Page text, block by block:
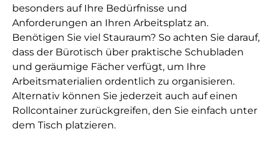
besonders auf Ihre Bedürfnisse und
Anforderungen an Ihren Arbeitsplatz an.
Benötigen Sie viel Stauraum? So achten Sie darauf,
dass der Bürotisch über praktische Schubladen
und geräumige Fächer verfügt, um Ihre
Arbeitsmaterialien ordentlich zu organisieren.
Alternativ können Sie jederzeit auch auf einen
Rollcontainer zurückgreifen, den Sie einfach unter
dem Tisch platzieren.